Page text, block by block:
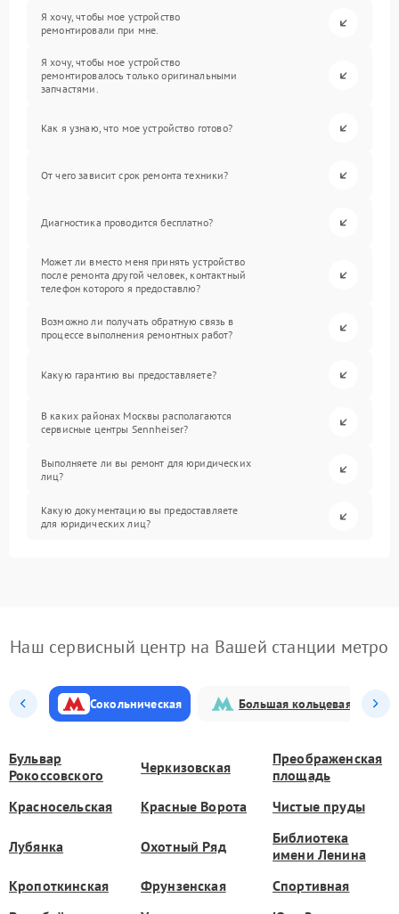
Я хочу, чтобы мое устройство
ремонтировали при мне.
Я хочу, чтобы мое устройство
ремонтировалось только оригинальными
запчастями.
Как я узнаю, что мое устройство готово?
От чего зависит срок ремонта техники?
Диагностика проводится бесплатно?
Может ли вместо меня принять устройство
после ремонта другой человек, контактный
телефон которого я предоставлю?
Возможно ли получать обратную связь в
процессе выполнения ремонтных работ?
Какую гарантию вы предоставляете?
В каких районах Москвы располагаются
сервисные центры Sennheiser?
Выполняете ли вы ремонт для юридических
лиц?
Какую документацию вы предоставляете
для юридических лиц?
Наш сервисный центр на Вашей станции метро
Сокольническая Большая кольцевая
Бульвар
Рокоссовского
Черкизовская
Преображенская
площадь
Красносельская
Красные Ворота Чистые пруды
Лубянка Охотный Ряд
Библиотека
имени Ленина
Кропоткинская
Фрунзенская
Спортивная